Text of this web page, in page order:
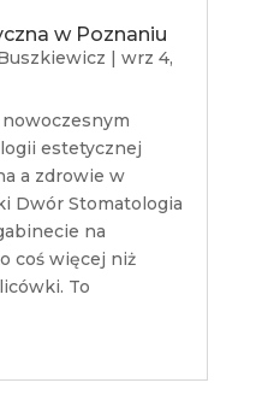
w Poznaniu
wrz 4,
estetycznej
a zdrowie w
Dwór Stomatologia
na
coś więcej niż
To